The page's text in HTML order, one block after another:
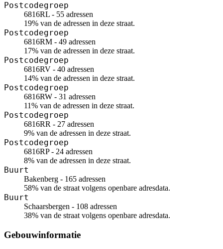
Postcodegroep
6816RL - 55 adressen
19% van de adressen in deze straat.
Postcodegroep
6816RM - 49 adressen
17% van de adressen in deze straat.
Postcodegroep
6816RV - 40 adressen
14% van de adressen in deze straat.
Postcodegroep
6816RW - 31 adressen
11% van de adressen in deze straat.
Postcodegroep
6816RR - 27 adressen
9% van de adressen in deze straat.
Postcodegroep
6816RP - 24 adressen
8% van de adressen in deze straat.
Buurt
Bakenberg - 165 adressen
58% van de straat volgens openbare adresdata.
Buurt
Schaarsbergen - 108 adressen
38% van de straat volgens openbare adresdata.
Gebouwinformatie